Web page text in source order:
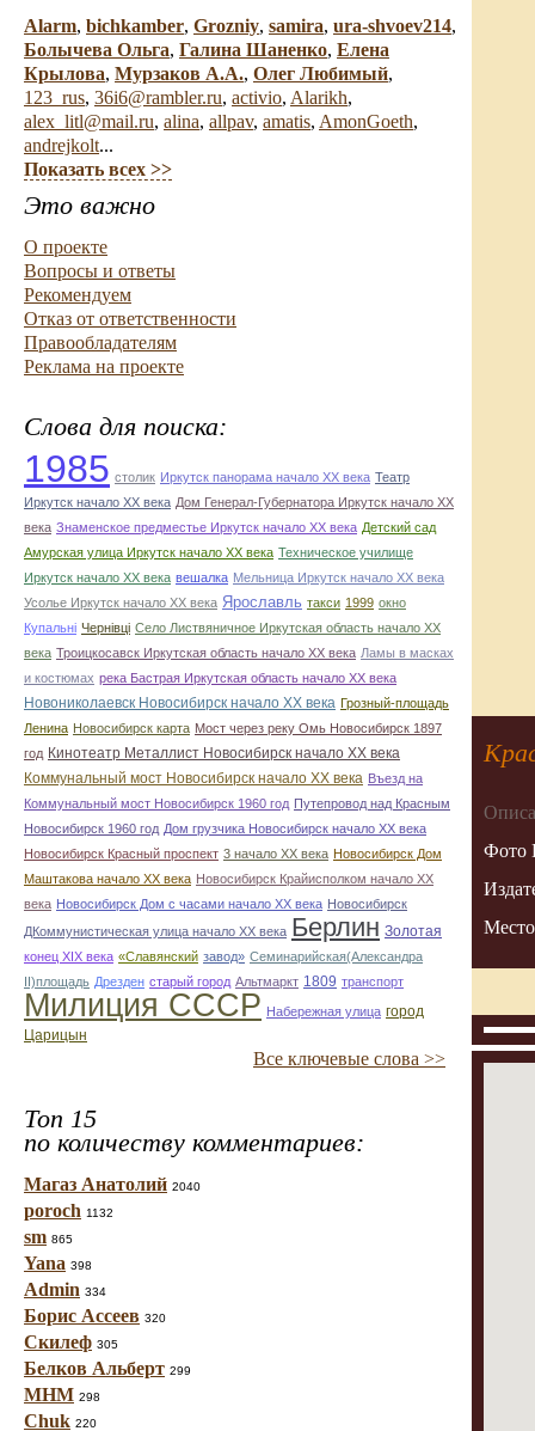
Alarm, bichkamber, Grozniy, samira, ura-shvoev214,
Болычева Ольга, Галина Шаненко, Елена
Крылова, Мурзаков А.А., Олег Любимый,
123_rus, 36i6@rambler.ru, activio, Alarikh,
alex_litl@mail.ru, alina, allpav, amatis, AmonGoeth,
andrejkolt...
Показать всех >>
Это важно
О проекте
Вопросы и ответы
Рекомендуем
Отказ от ответственности
Правообладателям
Реклама на проекте
Слова для поиска:
1985 столик Иркутск панорама начало ХХ века Театр
Иркутск начало ХХ века Дом Генерал-Губернатора Иркутск начало ХХ
века Знаменское предместье Иркутск начало ХХ века Детский сад
Амурская улица Иркутск начало ХХ века Техническое училище
Иркутск начало ХХ века вешалка Мельница Иркутск начало ХХ века
Усолье Иркутск начало ХХ века Ярославль такси 1999 окно
Купальні Чернівці Село Листвяничное Иркутская область начало ХХ
века Троицкосавск Иркутская область начало ХХ века Ламы в масках
и костюмах река Бастрая Иркутская область начало ХХ века
Новониколаевск Новосибирск начало ХХ века Грозный-площадь
Ленина Новосибирск карта Мост через реку Омь Новосибирск 1897
год Кинотеатр Металлист Новосибирск начало ХХ века
Коммунальный мост Новосибирск начало ХХ века Въезд на
Коммунальный мост Новосибирск 1960 год Путепровод над Красным
Новосибирск 1960 год Дом грузчика Новосибирск начало ХХ века
Новосибирск Красный проспект 3 начало ХХ века Новосибирск Дом
Маштакова начало ХХ века Новосибирск Крайисполком начало ХХ
века Новосибирск Дом с часами начало ХХ века Новосибирск
ДКоммунистическая улица начало ХХ века Берлин Золотая
конец ХІХ века «Славянский завод» Семинарийская(Александра
II)площадь Дрезден старый город Альтмаркт 1809 транспорт
Милиция СССР Набережная улица город
Царицын
Все ключевые слова >>
Топ 15
по количеству комментариев:
Магаз Анатолий 2040
poroch 1132
sm 865
Yana 398
Admin 334
Борис Ассеев 320
Скилеф 305
Белков Альберт 299
МНМ 298
Chuk 220
Фото